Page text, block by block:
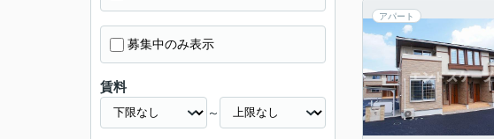
アパート
募集中のみ表示
賃料
～